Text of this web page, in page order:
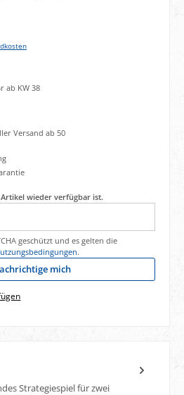
ab KW 38
Versand ab 50
wieder verfügbar ist.
geschützt und es gelten die
.
mich
Strategiespiel für zwei